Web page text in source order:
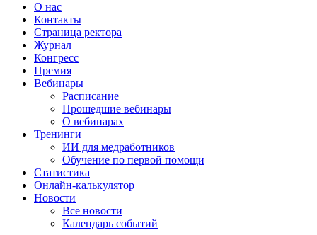
О нас
Контакты
Страница ректора
Журнал
Конгресс
Премия
Вебинары
Расписание
Прошедшие вебинары
О вебинарах
Тренинги
ИИ для медработников
Обучение по первой помощи
Статистика
Онлайн-калькулятор
Новости
Все новости
Календарь событий